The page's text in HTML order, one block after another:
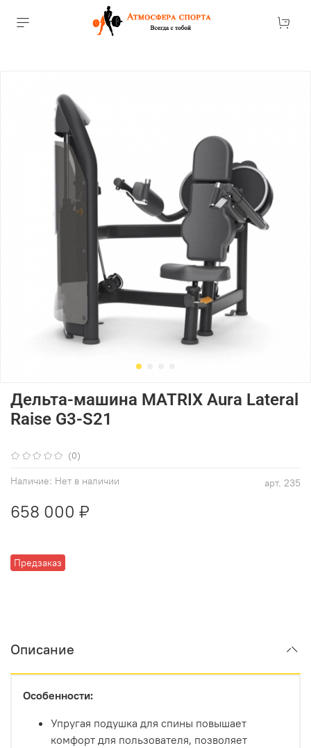
(0)
арт. 235
Наличие: Нет в наличии
Предзаказ
Дельта-машина MATRIX Aura Lateral
Raise G3-S21
658 000 ₽
Описание
Особенности:
Упругая подушка для спины повышает
комфорт для пользователя, позволяет